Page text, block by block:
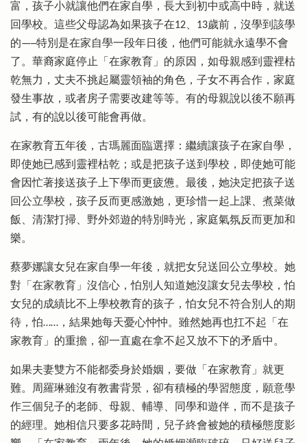
富，孩子小就讓他們在家自學，長大到初中或高中時，就送
回學校。這些父母認為如果孩子在12、13歲前，沒學到該學
的—─特別是在家自學一段年日後，他們可能就永遠學不會
了。華裔家庭停止「在家教育」的原因，如母親感到靈裡枯
乾無力，丈夫不挑起屬靈領袖的角色，子女不再合作，家庭
發生事故，或者房子需要改建等等。有的母親說以後不願再
試，有的說以後可能會再做。
在家教育五年後，古瑪麗面臨選擇：繼續讓孩子在家自學，
即使她已感到靈裡枯乾；或是把孩子送到學校，即使她可能
會因忙著接送孩子上下學而更疲憊。最後，她決定把孩子送
回公立學校，孩子反而更感激她，更珍惜一起上課、煮菜做
飯、清潔打掃、野外郊遊的特別時光，家庭氣氛反而更加和
樂。
蔡夢娜讓女兒在家自學一年後，就把女兒送回公立學校。她
對「在家教育」沒信心，怕別人知道她沒讓女兒去學校，怕
女兒的成績比不上學校教育的孩子，怕女兒不符合別人的期
待，怕……，結果她每天憂心忡忡。雖然她再也扛不起「在
家教育」的重擔，卻一直處在拿不起又放不下的矛盾中。
如果夫妻雙方不能都委身於婚姻，要做「在家教育」就更
難。周羅琳雖沒有教書背景，卻有積極的學習態度，願意學
作三個兒子的老師、母親、輔導、同學和遊伴，而不是孩子
的經理。她相信只要多花時間，兒子終會被她的積極態度影